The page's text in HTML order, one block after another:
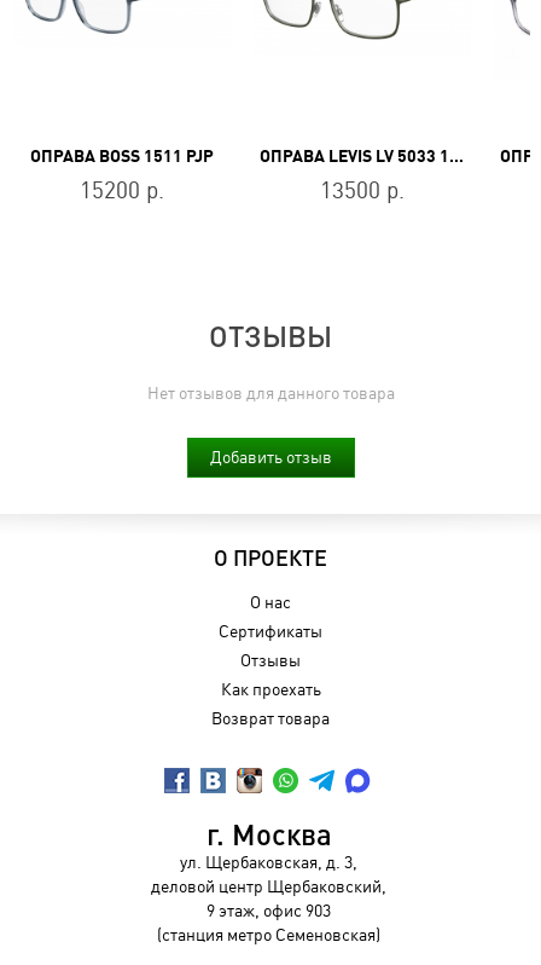
ОПРАВА BOSS 1511 PJP
15200 р.
ОПРАВА LEVIS LV 5033 1ED
13500 р.
ОТЗЫВЫ
Нет отзывов для данного товара
Добавить отзыв
О ПРОЕКТЕ
О нас
Сертификаты
Отзывы
Как проехать
Возврат товара
г. Москва
ул. Щербаковская, д. 3,
деловой центр Щербаковский,
9 этаж, офис 903
(станция метро Семеновская)